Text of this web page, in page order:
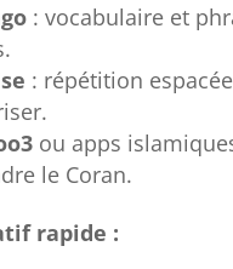
: vocabulaire et
: répétition
ou apps
le Coran.
rapide :